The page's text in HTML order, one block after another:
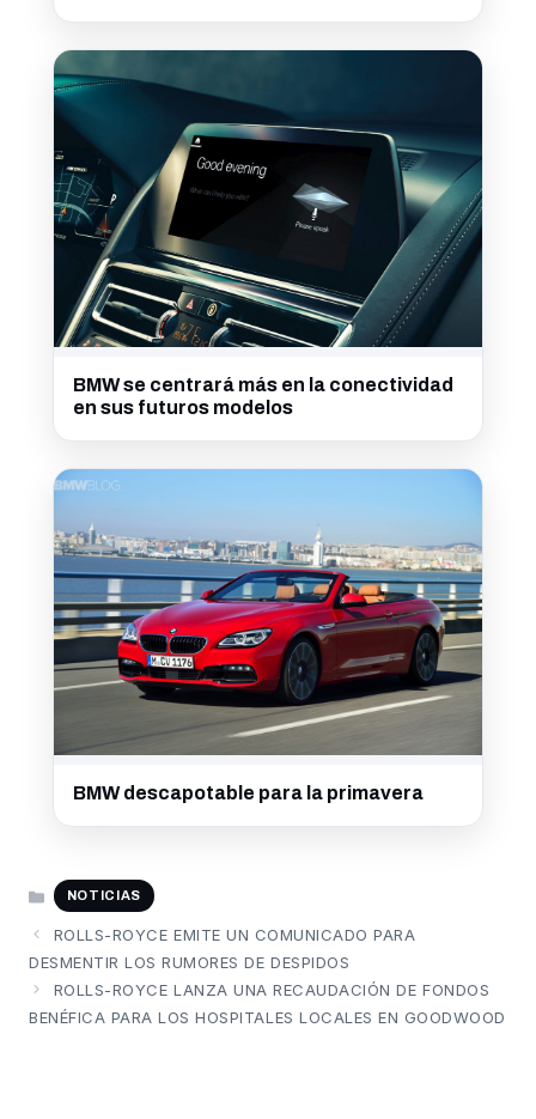
BMW se centrará más en la conectividad
en sus futuros modelos
BMW descapotable para la primavera
CATEGORÍAS
NOTICIAS
ROLLS-ROYCE EMITE UN COMUNICADO PARA
DESMENTIR LOS RUMORES DE DESPIDOS
ROLLS-ROYCE LANZA UNA RECAUDACIÓN DE FONDOS
BENÉFICA PARA LOS HOSPITALES LOCALES EN GOODWOOD